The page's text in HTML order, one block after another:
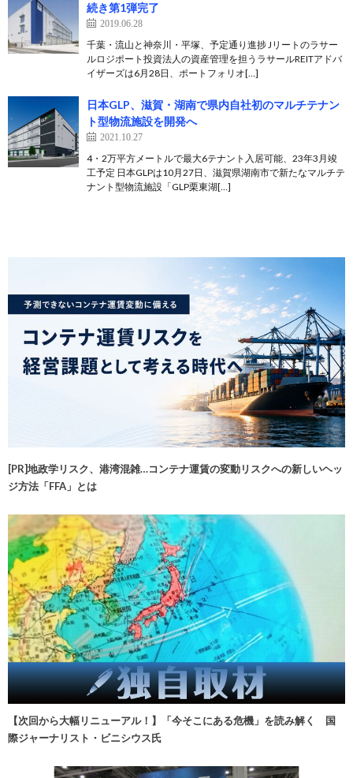
続き第1弾完了
2019.06.28
千葉・流山と神奈川・平塚、予定通り進捗 Jリートのラサー
ルロジポート投資法人の資産管理を担うラサールREITアドバ
イザーズは6月28日、ポートフォリオ[…]
日本GLP、滋賀・湖南で県内自社初のマルチテナン
ト型物流施設を開発へ
2021.10.27
4・2万平方メートルで最大6テナント入居可能、23年3月竣
工予定 日本GLPは10月27日、滋賀県湖南市で新たなマルチテ
ナント型物流施設「GLP栗東湖[…]
[PR]地政学リスク、港湾混雑…コンテナ運賃の変動リスクへの新しいヘッ
ジ方法「FFA」とは
【次回から大幅リニューアル！】「今そこにある危機」を読み解く 国
際ジャーナリスト・ビニシウス氏